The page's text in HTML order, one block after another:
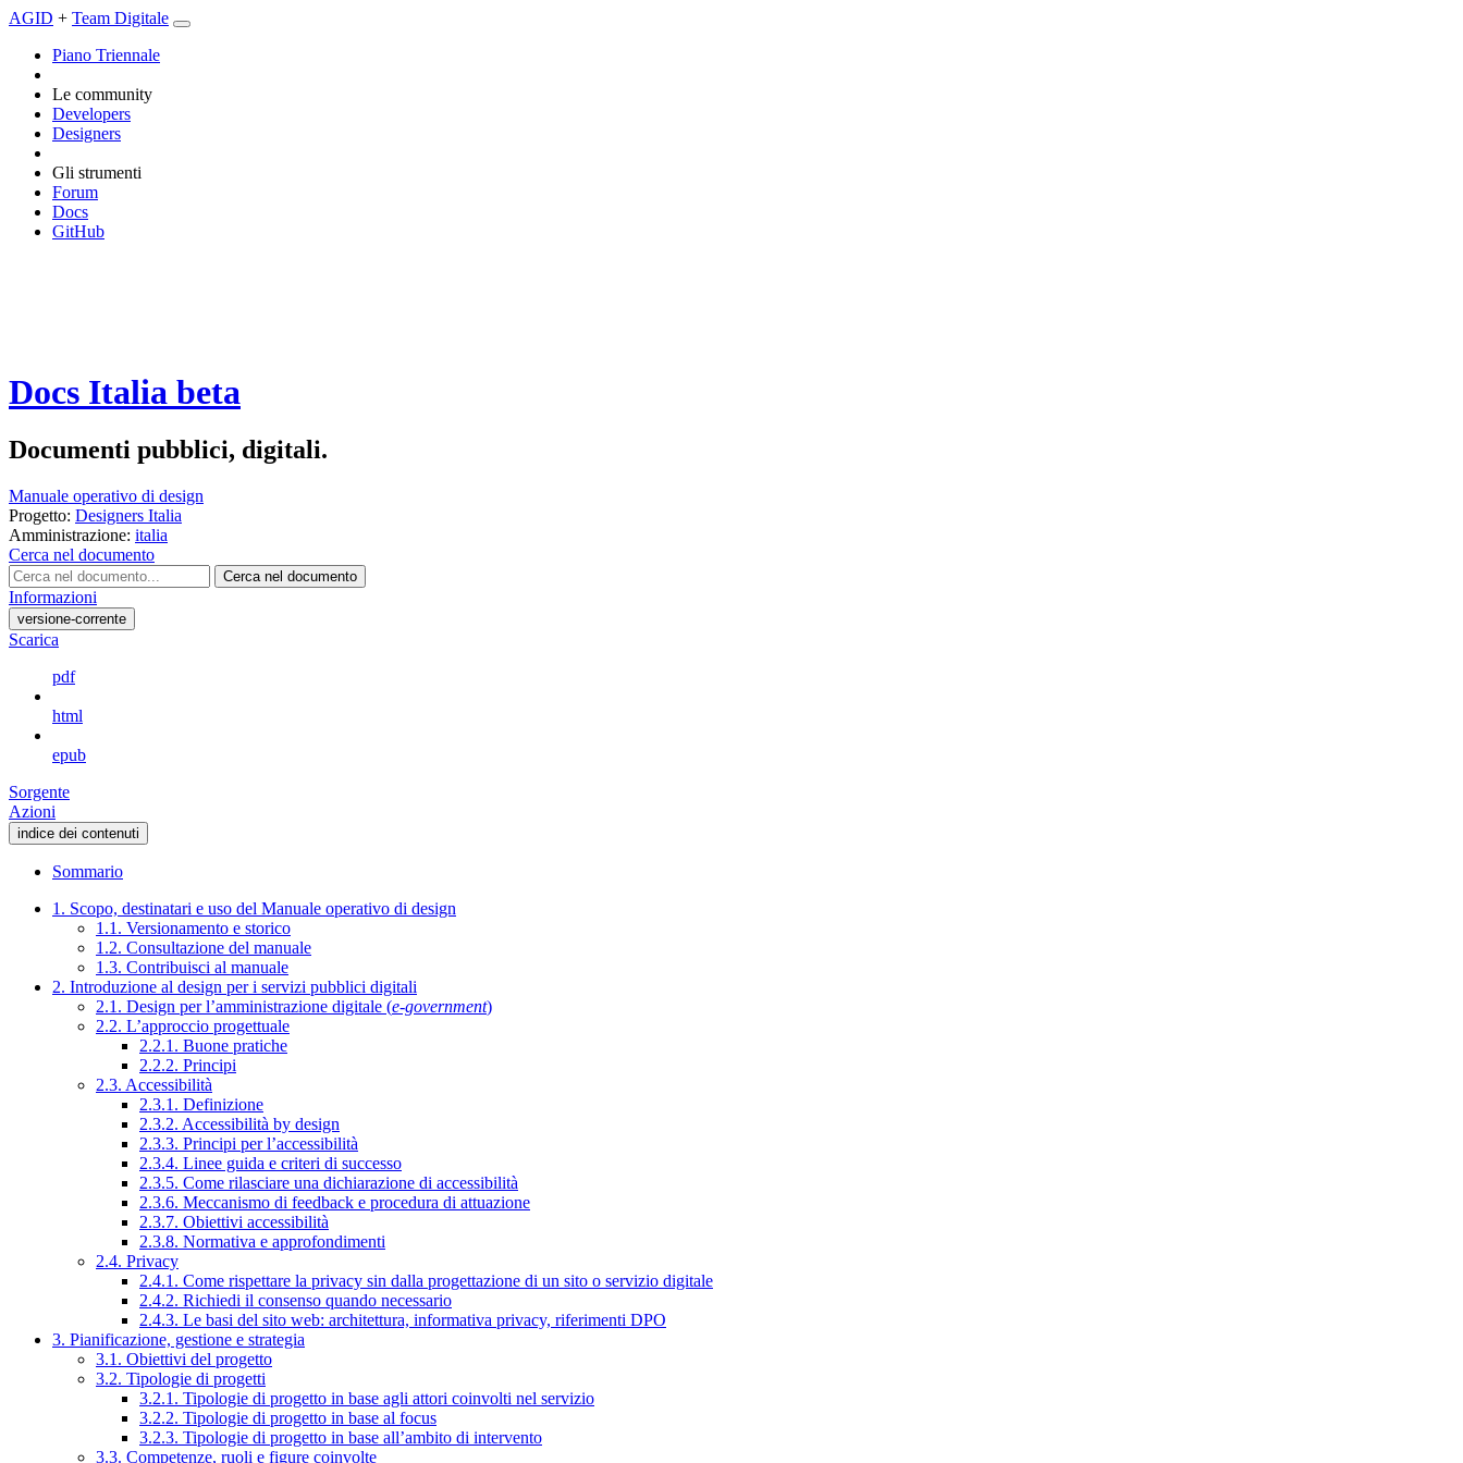
AGID + Team Digitale
Piano Triennale
Le community
Developers
Designers
Gli strumenti
Forum
Docs
GitHub
Docs Italia beta
Documenti pubblici, digitali.
Manuale operativo di design
Progetto: Designers Italia
Amministrazione: italia
Cerca nel documento
Cerca nel documento
Informazioni
versione-corrente
Scarica
pdf
html
epub
Sorgente
Azioni
indice dei contenuti
Sommario
1. Scopo, destinatari e uso del Manuale operativo di design
1.1. Versionamento e storico
1.2. Consultazione del manuale
1.3. Contribuisci al manuale
2. Introduzione al design per i servizi pubblici digitali
2.1. Design per l’amministrazione digitale (e-government)
2.2. L’approccio progettuale
2.2.1. Buone pratiche
2.2.2. Principi
2.3. Accessibilità
2.3.1. Definizione
2.3.2. Accessibilità by design
2.3.3. Principi per l’accessibilità
2.3.4. Linee guida e criteri di successo
2.3.5. Come rilasciare una dichiarazione di accessibilità
2.3.6. Meccanismo di feedback e procedura di attuazione
2.3.7. Obiettivi accessibilità
2.3.8. Normativa e approfondimenti
2.4. Privacy
2.4.1. Come rispettare la privacy sin dalla progettazione di un sito o servizio digitale
2.4.2. Richiedi il consenso quando necessario
2.4.3. Le basi del sito web: architettura, informativa privacy, riferimenti DPO
3. Pianificazione, gestione e strategia
3.1. Obiettivi del progetto
3.2. Tipologie di progetti
3.2.1. Tipologie di progetto in base agli attori coinvolti nel servizio
3.2.2. Tipologie di progetto in base al focus
3.2.3. Tipologie di progetto in base all’ambito di intervento
3.3. Competenze, ruoli e figure coinvolte